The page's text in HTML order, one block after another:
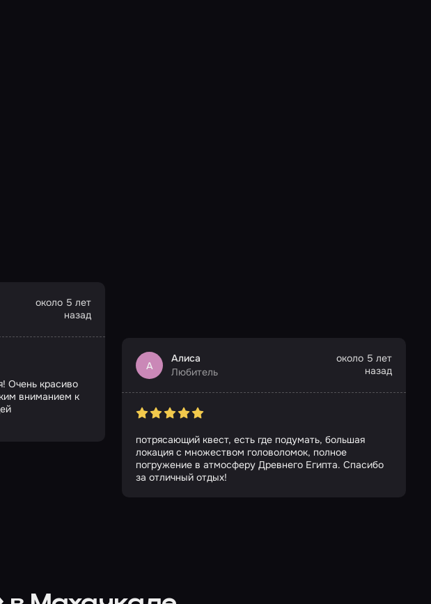
около 5 лет
назад
Очень красиво
вниманием к
А
Алиса
Любитель
около 5 лет
назад
потрясающий квест, есть где подумать, большая
локация с множеством головоломок, полное
погружение в атмосферу Древнего Египта. Спасибо
за отличный отдых!